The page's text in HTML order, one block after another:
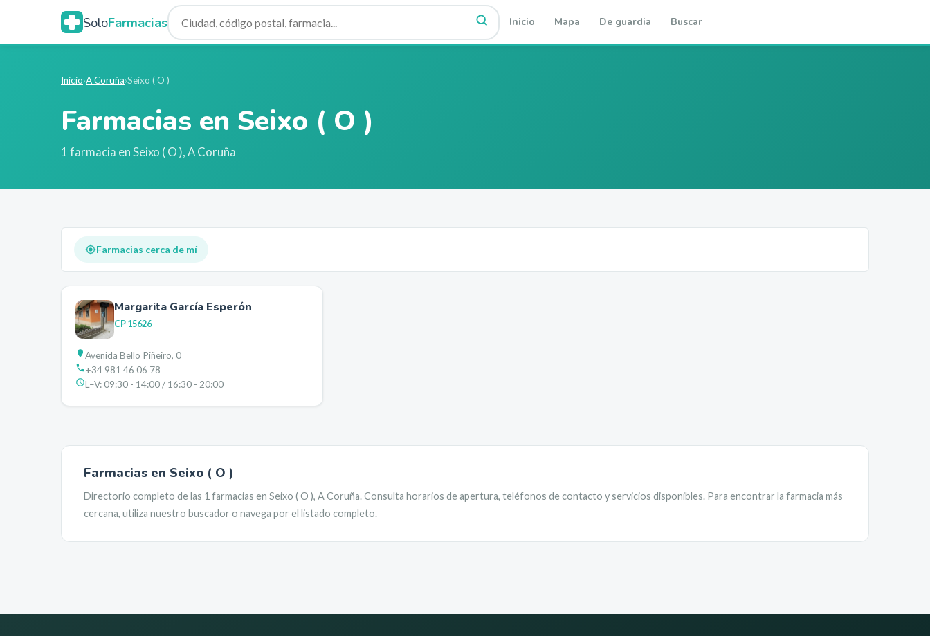
SoloFarmacias Inicio Mapa De guardia Buscar
Inicio›A Coruña›Seixo ( O )
Farmacias en Seixo ( O )
1 farmacia enSeixo ( O ),A Coruña
Farmacias cerca de mí
Margarita García Esperón
CP 15626
Avenida Bello Piñeiro, 0
+34 981 46 06 78
L–V:09:30 - 14:00 / 16:30 - 20:00
Farmacias en Seixo ( O )
Directorio completo de las 1 farmacias en Seixo ( O ), A Coruña. Consulta horarios de apertura, teléfonos de contacto y servicios disponibles. Para encontrar la farmacia más
cercana, utiliza nuestro buscador o navega por el listado completo.